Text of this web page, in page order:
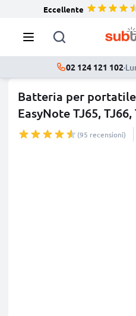
Eccellente
02 124 121 102·
Batteria per
EasyNote TJ65, TJ66,
(95 recensioni)